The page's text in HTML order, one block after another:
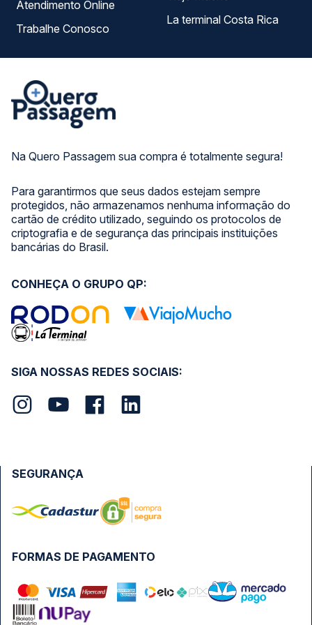
Na Quero Passagem sua compra é totalmente segura!
Para garantirmos que seus dados estejam sempre
protegidos, não armazenamos nenhuma informação do
cartão de crédito utilizado, seguindo os protocolos de
criptografia e de segurança das principais instituições
bancárias do Brasil.
Atendimento Online
Trabalhe Conosco
La terminal Costa Rica
SIGA NOSSAS REDES SOCIAIS:
CONHEÇA O GRUPO QP:
FORMAS DE PAGAMENTO
SEGURANÇA